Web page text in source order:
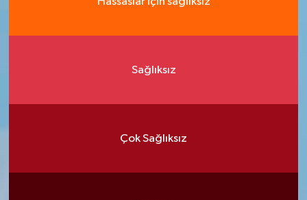
Sağlıksız
Çok Sağlıksız